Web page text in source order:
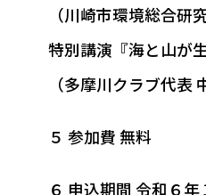
（川崎市環境総合研究
特別講演『海と山が
（多摩川クラブ代表
５ 参加費 無料
６ 申込期間 令和６